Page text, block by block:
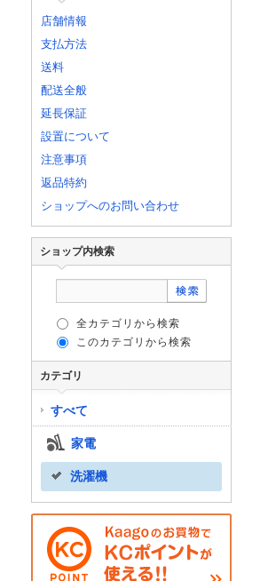
店舗情報
支払方法
送料
配送全般
延長保証
設置について
注意事項
返品特約
ショップへのお問い合わせ
ショップ内検索
全カテゴリから検索
このカテゴリから検索
カテゴリ
すべて
家電
洗濯機